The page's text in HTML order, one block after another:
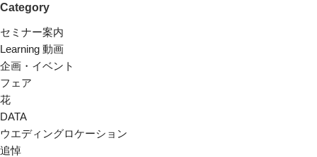
Category
セミナー案内
Learning 動画
企画・イベント
フェア
花
DATA
ウエディングロケーション
追悼